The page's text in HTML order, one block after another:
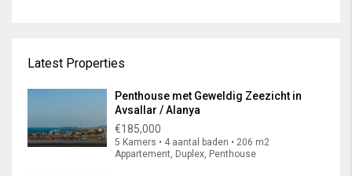
Latest Properties
Penthouse met Geweldig Zeezicht in
Avsallar / Alanya
€185,000
5 Kamers • 4 aantal baden • 206 m2
Appartement, Duplex, Penthouse